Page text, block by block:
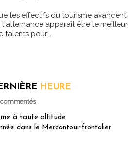
les effectifs du tourisme avancent
l'alternance apparaît être le meilleur
talents pour...
HEURE
commentés
à haute altitude
dans le Mercantour frontalier